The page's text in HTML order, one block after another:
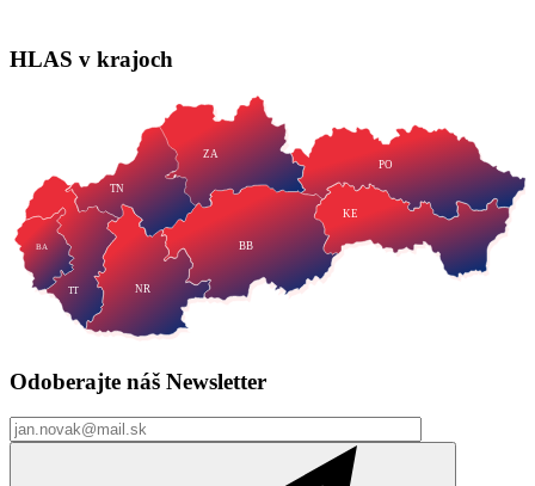
HLAS v krajoch
TT NR
TN
ZA
BB
PO
KE
BA
Odoberajte náš Newsletter